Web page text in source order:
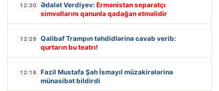
12:30 Ədalət Verdiyev: Ermənistan separatçı
simvollarını qanunla qadağan etməlidir
12:29
Qalibaf Trampın təhdidlərinə cavab verib:
qurtarın bu teatrı!
12:18
Fazil Mustafa Şah İsmayıl müzakirələrinə
münasibət bildirdi